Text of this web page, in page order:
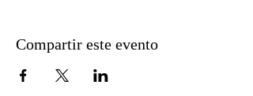
Compartir este evento